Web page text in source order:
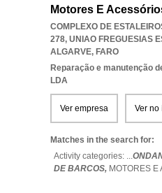
Motores E
COMPLEXO DE
278, UNIAO FREGUESIAS
ALGARVE, FARO
Reparação e manutenção
LDA
Ver empresa Ver no
Matches in the search for:
Activity categories: ...
DE BARCOS, MOTORES E